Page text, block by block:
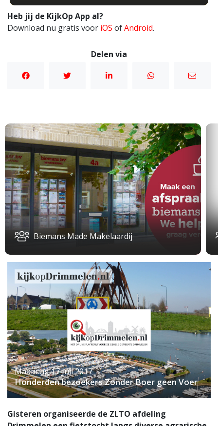
Heb jij de KijkOp App al?
Download nu gratis voor iOS ofAndroid.
Delen via
Biemans Made Makelaardij
Maandag 17 Juli 2017
Honderden bezoekers Zonder Boer geen Voer
Gisteren organiseerde de ZLTO afdeling